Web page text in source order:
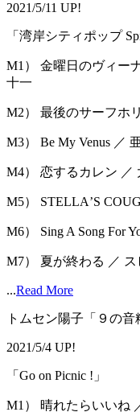
2021/5/11 UP!
「湾岸シティポップ
M1） 金曜日のヴィー
十一
M2） 最後のサーフホ
M3） Be My Venus ／
M4） 恋するカレン ／
M5） STELLAʼS
M6） Sing A Song For
M7） 夏が終わる ／ ス
...Read More
トムセン陽子「９の
2021/5/4 UP!
「Go on Picnic !」
M1） 晴れたらいいね